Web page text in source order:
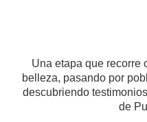
Una etapa que recorre
belleza, pasando por
descubriendo
de